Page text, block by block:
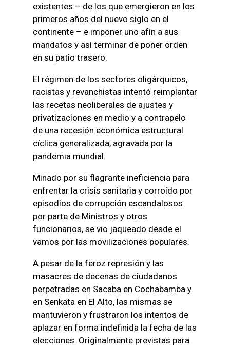
existentes – de los que emergieron en los
primeros años del nuevo siglo en el
continente – e imponer uno afín a sus
mandatos y así terminar de poner orden
en su patio trasero.
El régimen de los sectores oligárquicos,
racistas y revanchistas intentó reimplantar
las recetas neoliberales de ajustes y
privatizaciones en medio y a contrapelo
de una recesión económica estructural
cíclica generalizada, agravada por la
pandemia mundial.
Minado por su flagrante ineficiencia para
enfrentar la crisis sanitaria y corroído por
episodios de corrupción escandalosos
por parte de Ministros y otros
funcionarios, se vio jaqueado desde el
vamos por las movilizaciones populares.
A pesar de la feroz represión y las
masacres de decenas de ciudadanos
perpetradas en Sacaba en Cochabamba y
en Senkata en El Alto, las mismas se
mantuvieron y frustraron los intentos de
aplazar en forma indefinida la fecha de las
elecciones. Originalmente previstas para